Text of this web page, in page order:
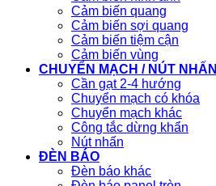
Cảm biến quang
Cảm biến sợi quang
Cảm biến tiệm cận
Cảm biến vùng
CHUYỂN MẠCH / NÚT NHẤN
Cần gạt 2-4 hướng
Chuyển mạch có khóa
Chuyển mạch khác
Công tắc dừng khẩn
Nút nhấn
ĐÈN BÁO
Đèn báo khác